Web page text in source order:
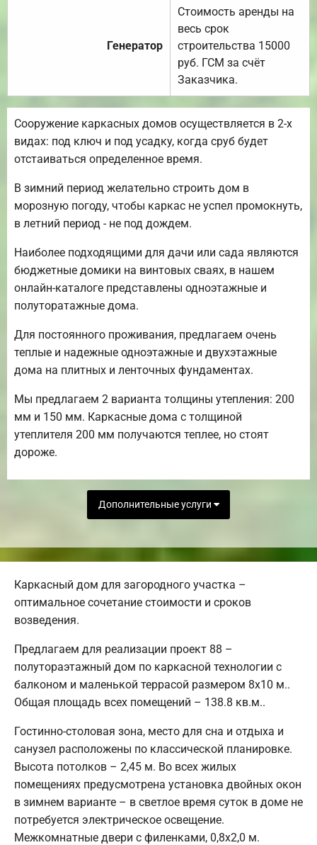
Генератор
Стоимость аренды на
весь срок
строительства 15000
руб. ГСМ за счёт
Заказчика.
Сооружение каркасных домов осуществляется в 2-х
видах: под ключ и под усадку, когда сруб будет
отстаиваться определенное время.
В зимний период желательно строить дом в
морозную погоду, чтобы каркас не успел промокнуть,
в летний период - не под дождем.
Наиболее подходящими для дачи или сада являются
бюджетные домики на винтовых сваях, в нашем
онлайн-каталоге представлены одноэтажные и
полуторатажные дома.
Для постоянного проживания, предлагаем очень
теплые и надежные одноэтажные и двухэтажные
дома на плитных и ленточных фундаментах.
Мы предлагаем 2 варианта толщины утепления: 200
мм и 150 мм. Каркасные дома с толщиной
утеплителя 200 мм получаются теплее, но стоят
дороже.
Дополнительные услуги
Каркасный дом для загородного участка –
оптимальное сочетание стоимости и сроков
возведения.
Предлагаем для реализации проект 88 –
полутораэтажный дом по каркасной технологии с
балконом и маленькой террасой размером 8х10 м..
Общая площадь всех помещений – 138.8 кв.м..
Гостинно-столовая зона, место для сна и отдыха и
санузел расположены по классической планировке.
Высота потолков – 2,45 м. Во всех жилых
помещениях предусмотрена установка двойных окон
в зимнем варианте – в светлое время суток в доме не
потребуется электрическое освещение.
Межкомнатные двери с филенками, 0,8х2,0 м.